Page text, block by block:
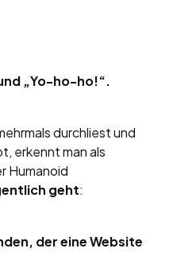
„Yo-ho-ho!“.
durchliest und
erkennt man als
Humanoid
geht:
der eine Website